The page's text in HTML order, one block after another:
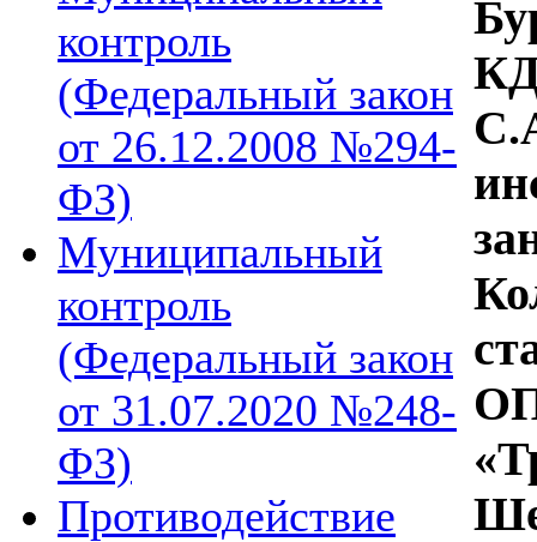
контроль
(Федеральный закон
от 26.12.2008 №294-
ФЗ)
Муниципальный
контроль
(Федеральный закон
от 31.07.2020 №248-
ФЗ)
Противодействие